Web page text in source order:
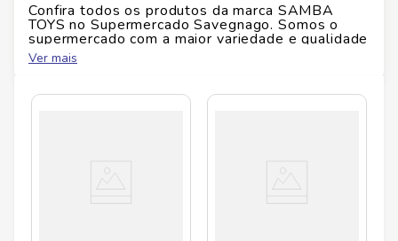
Confira todos os produtos da marca SAMBA
TOYS no Supermercado Savegnago. Somos o
supermercado com a maior variedade e qualidade
do Brasil!
de produtos SAMBA TOYS, confira abaixo:
Ver mais